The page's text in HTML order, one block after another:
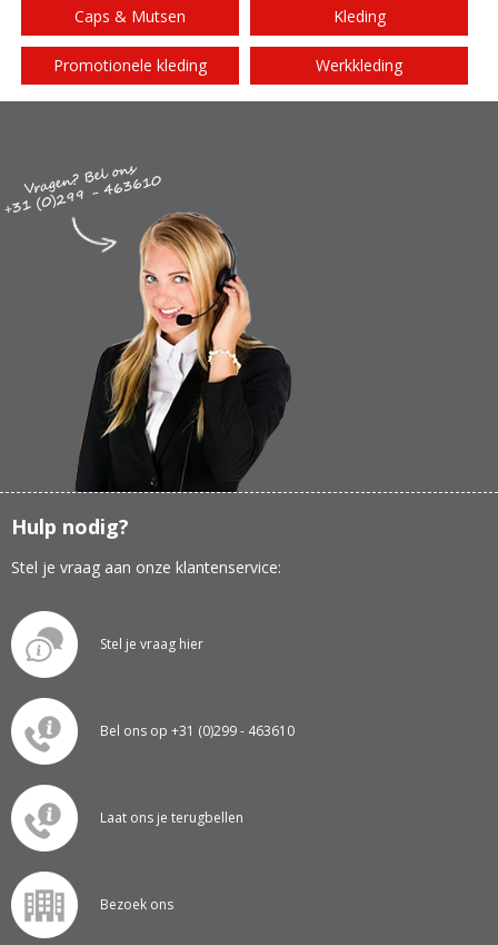
Caps & Mutsen Kleding
Promotionele kleding Werkkleding
Hulp nodig?
Stel je vraag aan onze klantenservice:
Stel je vraag hier
Bel ons op +31 (0)299 - 463610
Laat ons je terugbellen
Bezoek ons